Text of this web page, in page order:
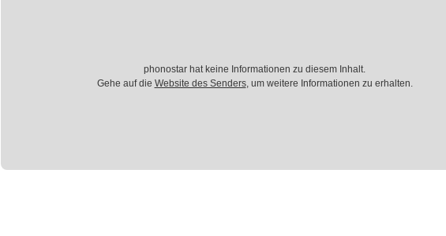
phonostar hat keine Informationen zu diesem Inhalt.
Gehe auf die Website des Senders, um weitere Informationen zu erhalten.